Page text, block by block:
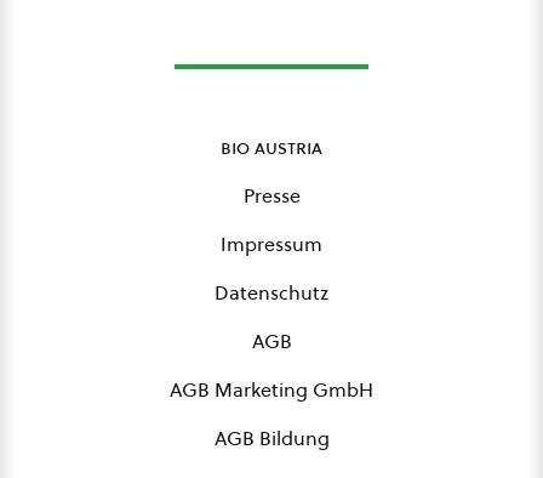
bio austria
Presse
Impressum
Datenschutz
AGB
AGB Marketing GmbH
AGB Bildung